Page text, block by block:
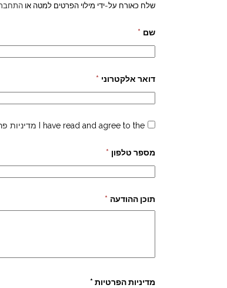
שלח כאורח על-ידי מילוי הפרטים למטה או
שם *
דואר אלקטרוני *
I have read and agree to the מדיניות
מספר טלפון *
תוכן ההודעה *
מדיניות הפרטיות *